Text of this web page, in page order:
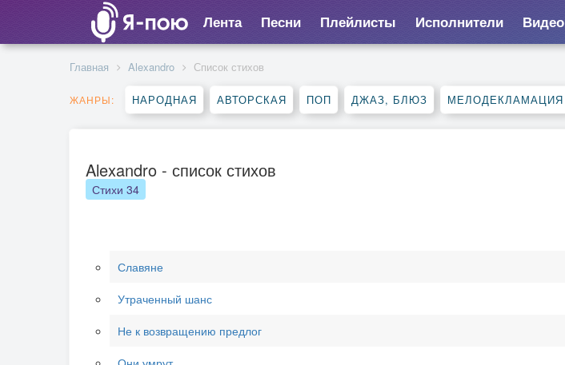
Лента Песни Плейлисты Исполнители Видео
Главная Alexandro Список стихов
ЖАНРЫ: НАРОДНАЯ АВТОРСКАЯ ПОП ДЖАЗ, БЛЮЗ МЕЛОДЕКЛАМАЦИЯ
Alexandro - список стихов
Стихи 34
Славяне
Утраченный шанс
Не к возвращению предлог